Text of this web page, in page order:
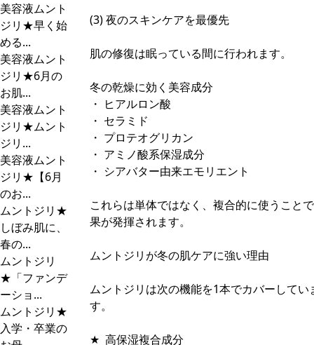
美容液ムント
ジリ★早く始
める...
美容液ムント
ジリ★6月の
お肌...
美容液ムント
ジリ★ムント
ジリ...
美容液ムント
ジリ★【6月
のお...
ムントジリ★
しぼみ肌に、
春の...
ムントジリ
★「ファンデ
ーショ...
ムントジリ★
入学・卒業の
(3) 夜のスキンケアを最優先
肌の修復は眠っている間に行われます。
冬の乾燥に効く美容成分
・ ヒアルロン酸
・ セラミド
・ プロテオグリカン
・ アミノ酸系保湿成分
・ シアバター由来エモリエント
これらは単体ではなく、複合的に使うこと
果が発揮されます。
ムントジリが冬の肌ケアに強い理由
ムントジリは次の機能を1本でカバーしてい
す。
★ 高保湿複合成分